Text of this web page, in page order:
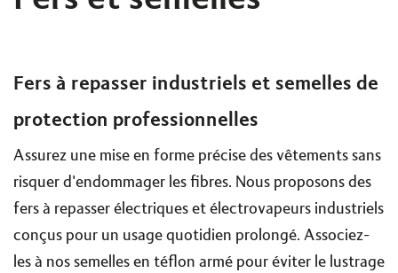
Fers à repasser industriels et semelles de
protection professionnelles
Assurez une mise en forme précise des vêtements sans
risquer d'endommager les fibres. Nous proposons des
fers à repasser électriques et électrovapeurs industriels
conçus pour un usage quotidien prolongé. Associez-
les à nos semelles en téflon armé pour éviter le lustrage